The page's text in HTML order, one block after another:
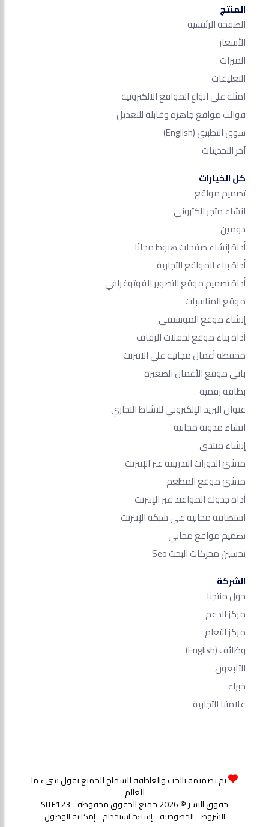
المنتج
الصفحة الرئيسية
الأسعار
الميزات
التعليقات
امثلة على انواع المواقع الالكترونية
قوالب مواقع جاهزة وقابلة للتعديل
سوق التطبيق(English)
آخر التحديثات
كل الخيارات
تصميم مواقع
انشاء متجر الكتروني
دومين
أداة إنشاء صفحات هبوط مجانًا
أداة بناء المواقع التجارية
أداة تصميم موقع التصوير الفوتوغرافي
موقع المناسبات
إنشاء موقع الموسيقى
أداة بناء موقع لحفلات الزفاف
محفظة أعمال مجانية على الانترنت
باني موقع الأعمال الصغيرة
بطاقة رقمية
عنوان البريد الإلكتروني للنشاط التجاري
انشاء مدونة مجانية
إنشاء منتدى
منشئ الدورات التدريبية عبر الإنترنت
منشئ موقع المطعم
أداة جدولة المواعيد عبر الإنترنت
استضافة مجانية على شبكة الإنترنت
تصميم مواقع مجاني
تحسين محركات البحث Seo​
الشركة
حول منتجنا
مركز الدعم
مركز التعلم
وظائف(English)
التابعون
خبراء
علامتنا التجارية
تم تصميمه بالحب والعاطفة للسماح للجميع بقول شيء ما
للعالم
حقوق النشر © 2026 جميع الحقوق محفوظة - SITE123
الشروط- الخصوصية-إساءة استخدام-إمكانية الوصول